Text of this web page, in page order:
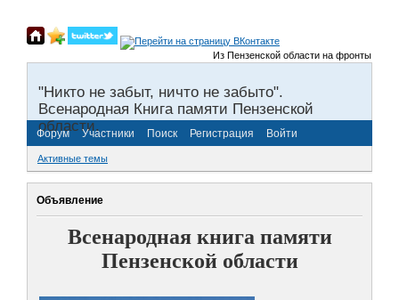
Из Пензенской области на фронты
"Никто не забыт, ничто не забыто".
Всенародная Книга памяти Пензенской
области.
Форум Участники Поиск Регистрация Войти
Активные темы
Объявление
Всенародная книга памяти
Пензенской области